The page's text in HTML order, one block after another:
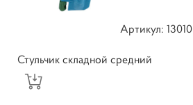
Артикул: 13010
Стульчик складной средний